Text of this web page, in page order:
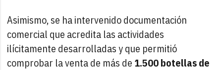
Asimismo, se ha intervenido documentación
comercial que acredita las actividades
ilícitamente desarrolladas y que permitió
comprobar la venta de más de 1.500 botellas de